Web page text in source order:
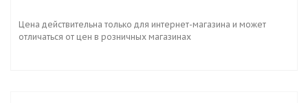
Цена действительна только для интернет-магазина и может
отличаться от цен в розничных магазинах